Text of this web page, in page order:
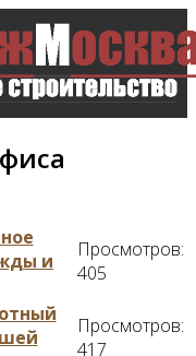
и
Просмотров:
405
Просмотров:
417